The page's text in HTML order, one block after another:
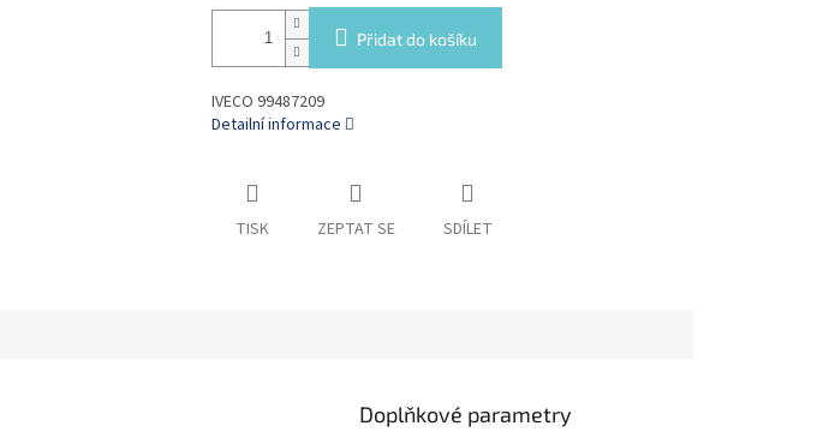
Přidat do košíku
IVECO 99487209
Detailní informace
TISK ZEPTAT SE SDÍLET
Doplňkové parametry